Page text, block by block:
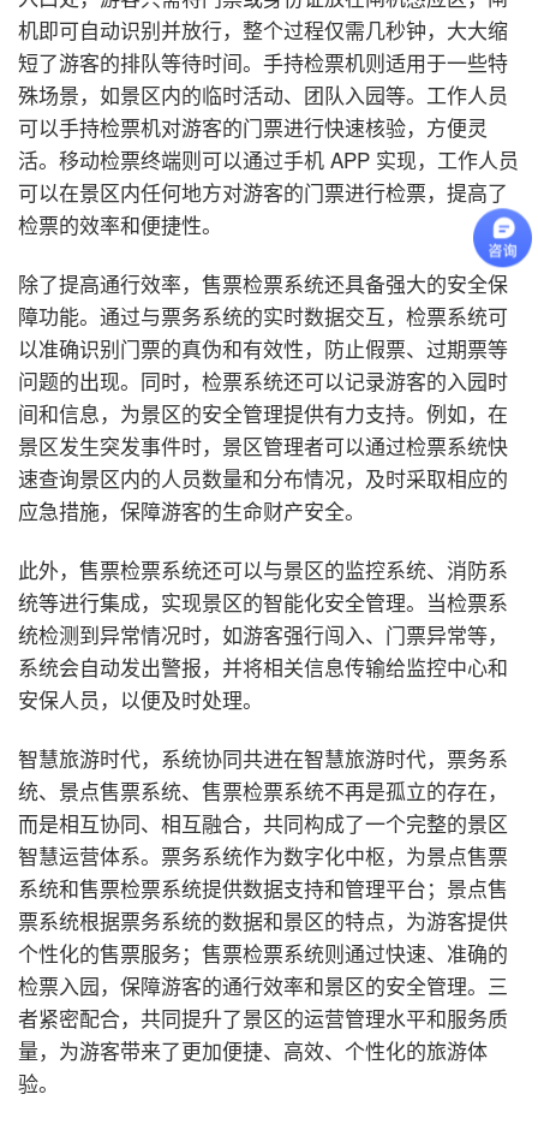
机即可自动识别并放行，整个过程仅需几秒钟，大大缩
短了游客的排队等待时间。手持检票机则适用于一些特
殊场景，如景区内的临时活动、团队入园等。工作人员
可以手持检票机对游客的门票进行快速核验，方便灵
活。移动检票终端则可以通过手机 APP 实现，工作人员
可以在景区内任何地方对游客的门票进行检票，提高了
检票的效率和便捷性。
除了提高通行效率，售票检票系统还具备强大的安全保
障功能。通过与票务系统的实时数据交互，检票系统可
以准确识别门票的真伪和有效性，防止假票、过期票等
问题的出现。同时，检票系统还可以记录游客的入园时
间和信息，为景区的安全管理提供有力支持。例如，在
景区发生突发事件时，景区管理者可以通过检票系统快
速查询景区内的人员数量和分布情况，及时采取相应的
应急措施，保障游客的生命财产安全。
此外，售票检票系统还可以与景区的监控系统、消防系
统等进行集成，实现景区的智能化安全管理。当检票系
统检测到异常情况时，如游客强行闯入、门票异常等，
系统会自动发出警报，并将相关信息传输给监控中心和
安保人员，以便及时处理。
智慧旅游时代，系统协同共进在智慧旅游时代，票务系
统、景点售票系统、售票检票系统不再是孤立的存在，
而是相互协同、相互融合，共同构成了一个完整的景区
智慧运营体系。票务系统作为数字化中枢，为景点售票
系统和售票检票系统提供数据支持和管理平台；景点售
票系统根据票务系统的数据和景区的特点，为游客提供
个性化的售票服务；售票检票系统则通过快速、准确的
检票入园，保障游客的通行效率和景区的安全管理。三
者紧密配合，共同提升了景区的运营管理水平和服务质
量，为游客带来了更加便捷、高效、个性化的旅游体
验。